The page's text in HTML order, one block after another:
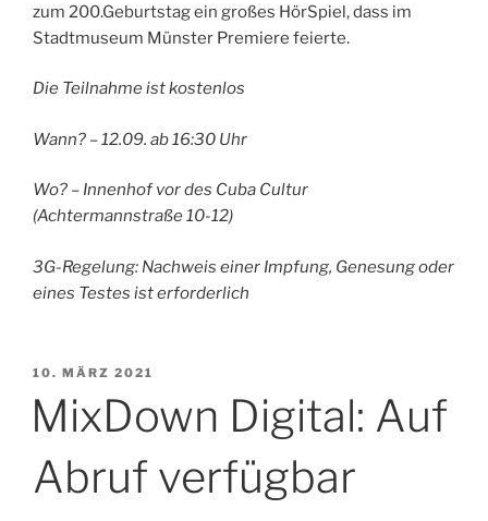
zum 200.Geburtstag ein großes HörSpiel, dass im
Stadtmuseum Münster Premiere feierte.
Die Teilnahme ist kostenlos
Wann? – 12.09. ab 16:30 Uhr
Wo? – Innenhof vor des Cuba Cultur
(Achtermannstraße 10-12)
3G-Regelung: Nachweis einer Impfung, Genesung oder
eines Testes ist erforderlich
VERÖFFENTLICHT
10. MÄRZ 2021
MixDown Digital: Auf
Abruf verfügbar